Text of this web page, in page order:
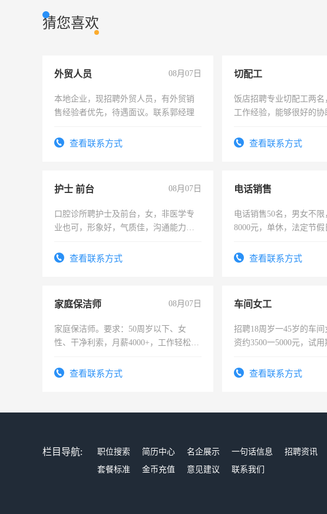
猜您喜欢
外贸人员 08月07日
本地企业，现招聘外贸人员，有外贸销
售经验者优先，待遇面议。联系郭经理
查看联系方式
切配工
饭店招聘专业切配工两名
工作经验，能够很好的协
4500。查看联系方式
护士 前台 08月07日
口腔诊所聘护士及前台，女，非医学专
业也可，形象好，气质佳，沟通能力
查看联系方式
电话销售
电话销售50名，男女不限
8000元，单休，法定节假
查看联系方式
家庭保洁师 08月07日
家庭保洁师。要求：50周岁以下、女
性、干净利索，月薪4000+，工作轻松，
太太等。查看联系方式
车间女工
招聘18周岁一45岁的车
资约3500一5000元，试
查看联系方式
栏目导航: 职位搜索 简历中心 名企展示 一句话信息 招聘资讯
套餐标准
金币充值 意见建议 联系我们